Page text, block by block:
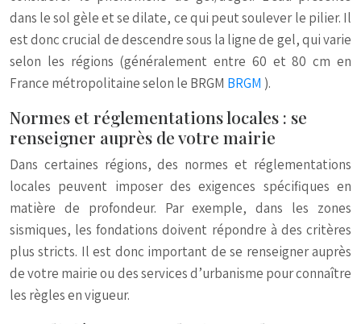
dans le sol gèle et se dilate, ce qui peut soulever le pilier. Il
est donc crucial de descendre sous la ligne de gel, qui varie
selon les régions (généralement entre 60 et 80 cm en
France métropolitaine selon le BRGM BRGM ).
Normes et réglementations locales : se
renseigner auprès de votre mairie
Dans certaines régions, des normes et réglementations
locales peuvent imposer des exigences spécifiques en
matière de profondeur. Par exemple, dans les zones
sismiques, les fondations doivent répondre à des critères
plus stricts. Il est donc important de se renseigner auprès
de votre mairie ou des services d’urbanisme pour connaître
les règles en vigueur.